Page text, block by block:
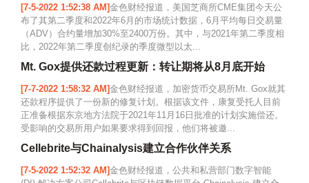
[7-5-2022 1:52:38 AM]金色财经报道，美国芝商所CME集团今天公
布了其第二季度和2022年6月的市场统计数据，6月平均每日交易量
（ADV）合约量增加30%至2400万份。其中，与2021年第二季度相
比，2022年第二季度创纪录的季度微型以太...
Mt. Gox提供还款过程更新：转让期将从8月底开始
[7-7-2022 1:58:32 AM]金色财经报道，加密货币交易所Mt. Gox就其
还款程序提供了一份新的修复计划。根据该文件，康复受托人目前
正准备根据东京地方法院于2021年11月16日批准的计划实施偿还。
受影响的交易所用户如果要求得到回报，他们将被邀...
Cellebrite与Chainalysis建立合作伙伴关系
[7-5-2022 1:52:32 AM]金色财经报道，公共和私营部门数字智能